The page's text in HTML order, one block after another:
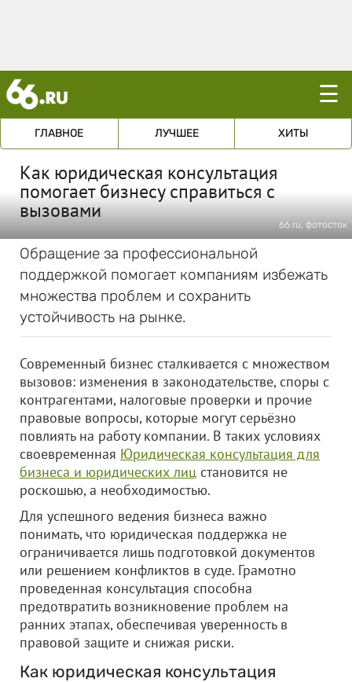
☰
ГЛАВНОЕ ЛУЧШЕЕ ХИТЫ
Как юридическая консультация
помогает бизнесу справиться с
вызовами
66.ru, фотосток
Обращение за профессиональной
поддержкой помогает компаниям избежать
множества проблем и сохранить
устойчивость на рынке.
Современный бизнес сталкивается с множеством
вызовов: изменения в законодательстве, споры с
контрагентами, налоговые проверки и прочие
правовые вопросы, которые могут серьёзно
повлиять на работу компании. В таких условиях
своевременная Юридическая консультация для
бизнеса и юридических лиц становится не
роскошью, а необходимостью.
Для успешного ведения бизнеса важно
понимать, что юридическая поддержка не
ограничивается лишь подготовкой документов
или решением конфликтов в суде. Грамотно
проведенная консультация способна
предотвратить возникновение проблем на
ранних этапах, обеспечивая уверенность в
правовой защите и снижая риски.
Как юридическая консультация